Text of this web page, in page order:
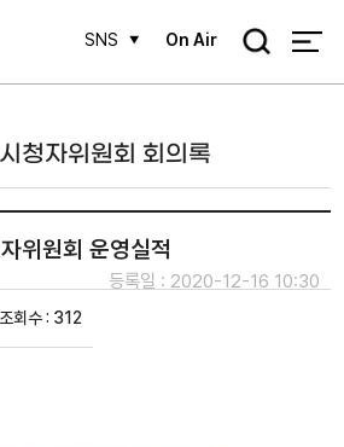
SNS On Air
검
시청자위원회 회의록
위원회 운영실적
등록일 : 2020-12-16 10:30
조회수 : 312